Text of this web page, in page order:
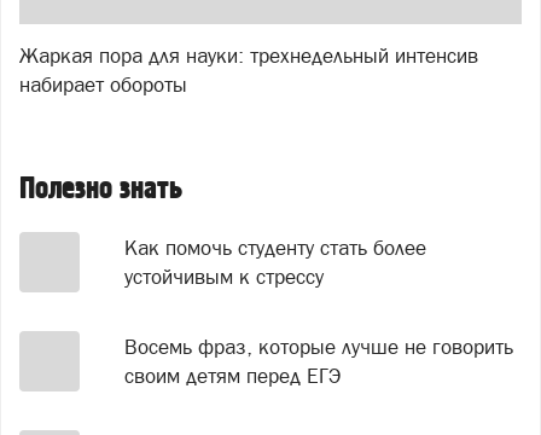
Жаркая пора для науки: трехнедельный интенсив
набирает обороты
Полезно знать
Как помочь студенту стать более
устойчивым к стрессу
Восемь фраз, которые лучше не говорить
своим детям перед ЕГЭ